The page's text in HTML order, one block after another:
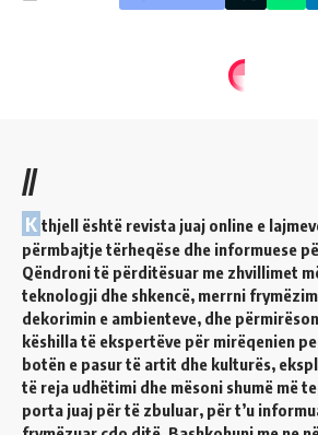
//
K thjell është revista juaj online e
përmbajtje tërheqëse dhe informuese
Qëndroni të përditësuar me zhvillimet
teknologji dhe shkencë, merrni
dekorimin e ambienteve, dhe
këshilla të ekspertëve për mirëqenien
botën e pasur të artit dhe kulturës,
të reja udhëtimi dhe mësoni shumë më
porta juaj për të zbuluar, për t’u